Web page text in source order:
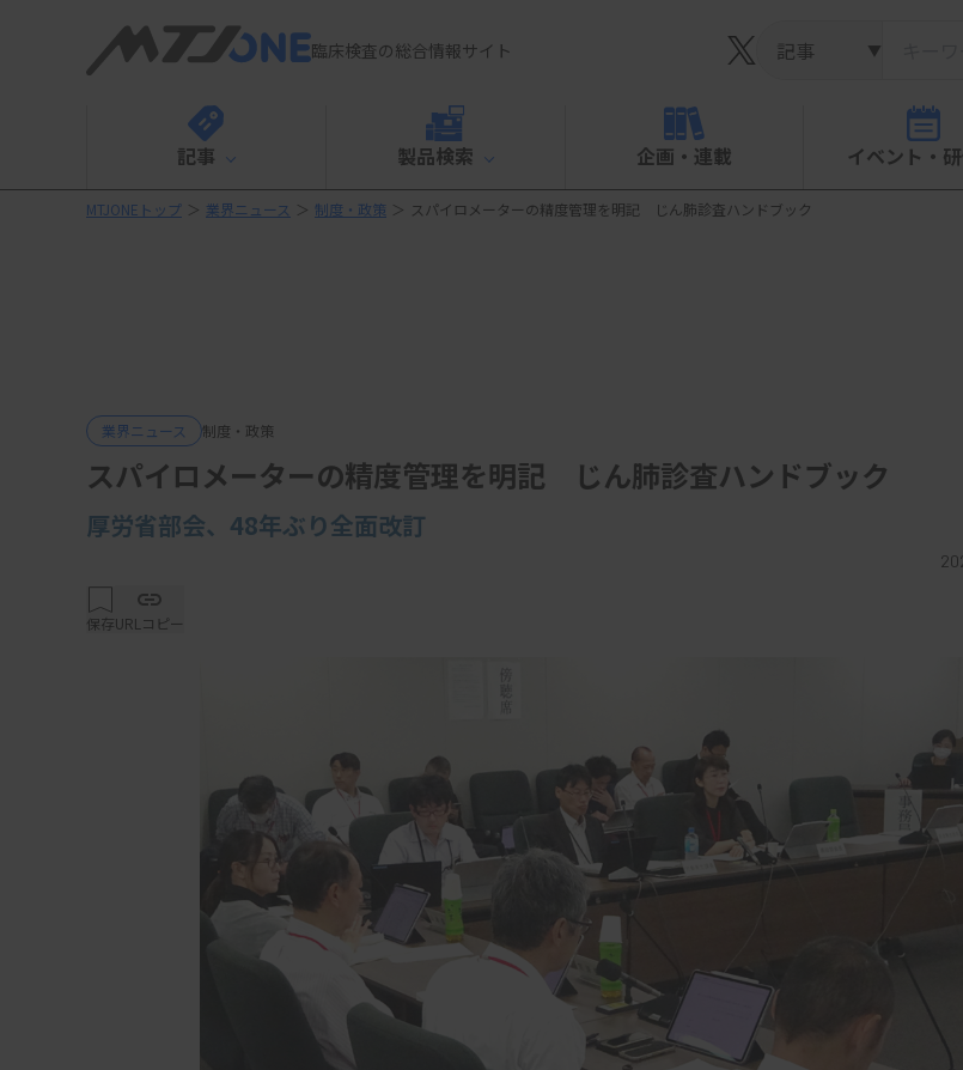
臨床検査の総合情報サイト ▼
記事 製品検索 企画・連載 イベント・
MTJONEトップ ＞ 業界ニュース ＞ 制度・政策 ＞ スパイロメーターの精度管理を明記 じん肺診査ハンドブック
業界ニュース 制度・政策
スパイロメーターの精度管理を明記 じん肺診査ハンドブック
厚労省部会、48年ぶり全面改訂
保存URLコピー